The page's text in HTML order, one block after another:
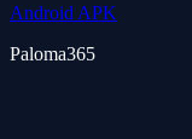
Android APK
Paloma365